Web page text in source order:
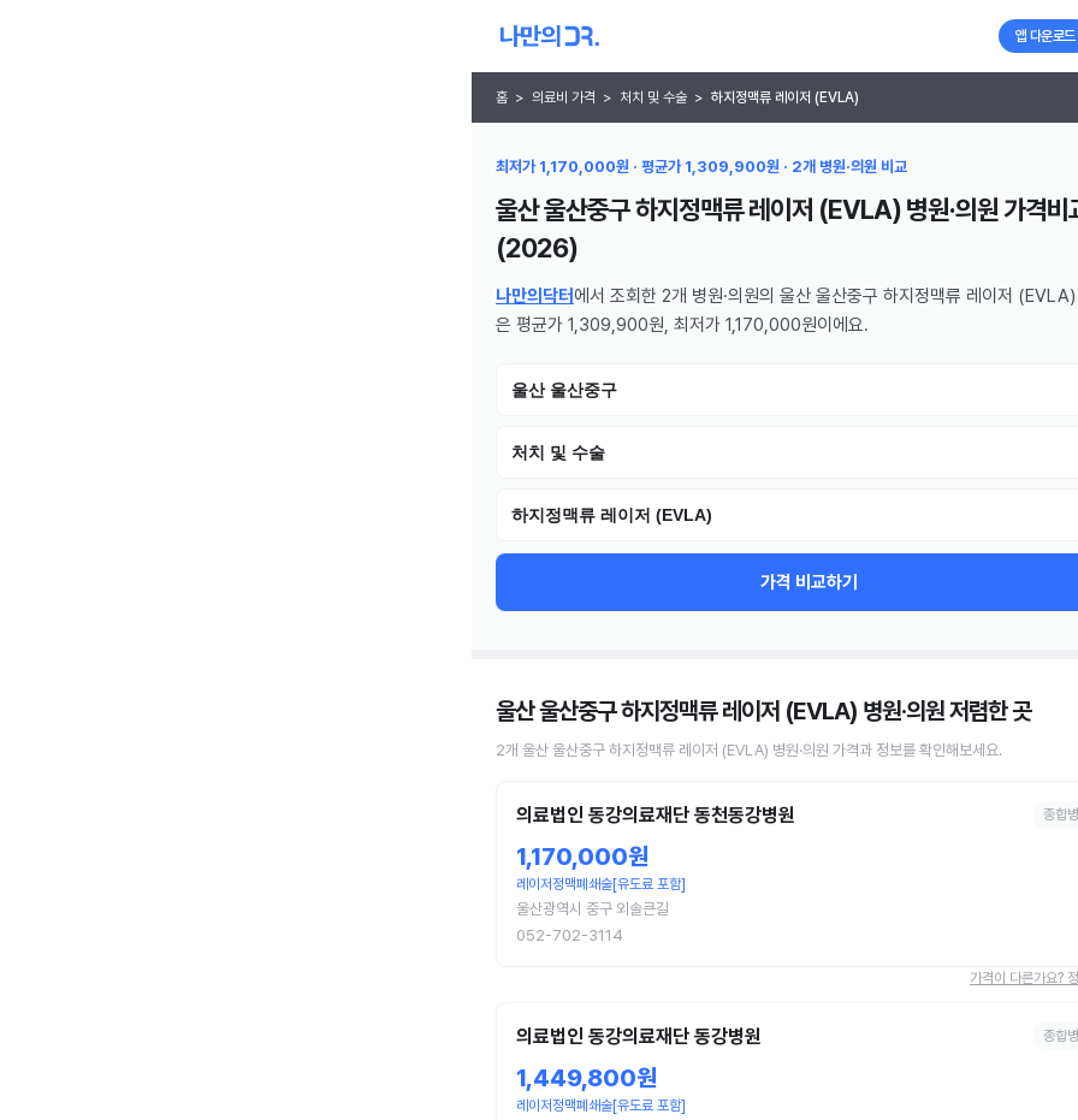
앱 다운로드
홈 > 의료비 가격 > 처치 및 수술 > 하지정맥류 레이저 (EVLA)
최저가 1,170,000원 · 평균가 1,309,900원 · 2개 병원·의원 비교
울산 울산중구 하지정맥류 레이저 (EVLA) 병원·의원가격비
(2026)
나만의닥터 에서 조회한 2개 병원·의원의 울산 울산중구 하지정맥류 레이저
은 평균가 1,309,900원, 최저가 1,170,000원이에요.
울산 울산중구
처치 및 수술
하지정맥류 레이저 (EVLA)
가격 비교하기
울산 울산중구 하지정맥류 레이저 (EVLA) 병원·의원저렴한 곳
2개 울산 울산중구 하지정맥류 레이저 (EVLA) 병원·의원 가격과 정보를 확인해보세요.
의료법인 동강의료재단 동천동강병원 종합
1,170,000원
레이저정맥폐쇄술[유도료 포함]
울산광역시 중구 외솔큰길
052-702-3114
가격이 다른가요?
의료법인 동강의료재단 동강병원 종합
1,449,800원
레이저정맥폐쇄술[유도료 포함]